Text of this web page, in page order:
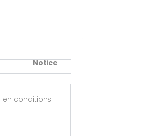
Notice
en conditions